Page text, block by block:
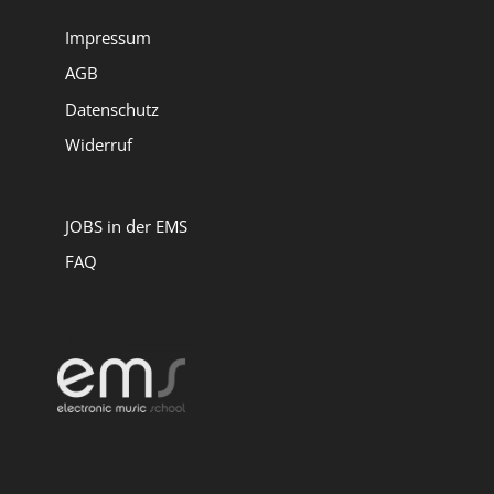
Impressum
AGB
Datenschutz
Widerruf
JOBS in der EMS
FAQ